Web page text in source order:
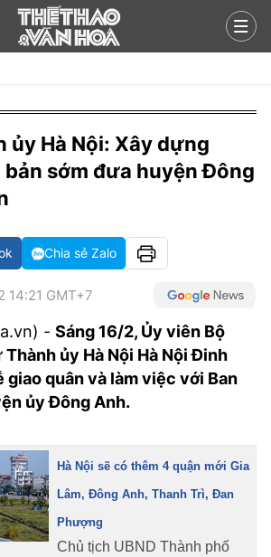
HÓA
ủy Hà Nội: Xây dựng
bản sớm đưa huyện Đông
Chia sẻ Zalo
14:21 GMT+7
- Sáng 16/2, Ủy viên Bộ
ủy Hà Nội Hà Nội Đinh
giao quân và làm việc với Ban
ủy Đông Anh.
Hà Nội sẽ có thêm 4 quận mới Gia
Lâm, Đông Anh, Thanh Trì, Đan
Phượng
Chủ tịch UBND Thành phố